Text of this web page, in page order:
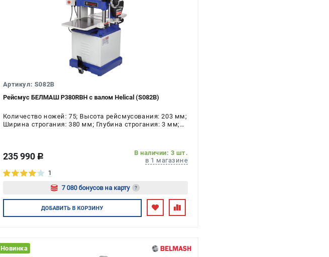
Артикул: S082B
Рейсмус БЕЛМАШ P380RBH с валом Helical (S082B)
Количество ножей: 75; Высота рейсмусования: 203 мм;
Ширина строгания: 380 мм; Глубина строгания: 3 мм;
235 990 c
В наличии: 3 шт.
в 1 магазине
1
7 080 бонусов на карту
?
Авторизуйтесь
ДОБАВИТЬ В КОРЗИНУ
Новинка